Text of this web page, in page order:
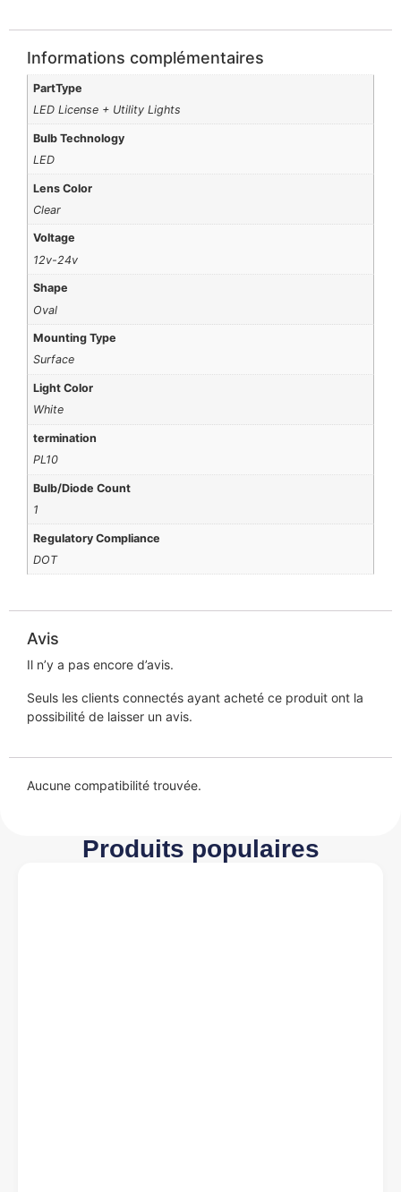
Informations complémentaires
PartType
LED License + Utility Lights
Bulb Technology
LED
Lens Color
Clear
Voltage
12v-24v
Shape
Oval
Mounting Type
Surface
Light Color
White
termination
PL10
Bulb/Diode Count
1
Regulatory Compliance
DOT
Avis
Il n’y a pas encore d’avis.
Seuls les clients connectés ayant acheté ce produit ont la
possibilité de laisser un avis.
Aucune compatibilité trouvée.
Produits populaires